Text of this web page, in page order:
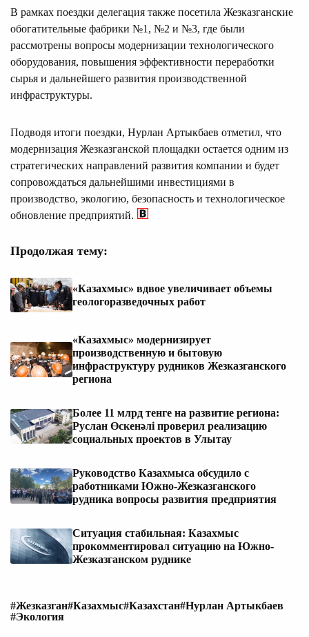
В рамках поездки делегация также посетила Жезказганские
обогатительные фабрики №1, №2 и №3, где были
рассмотрены вопросы модернизации технологического
оборудования, повышения эффективности переработки
сырья и дальнейшего развития производственной
инфраструктуры.
Подводя итоги поездки, Нурлан Артыкбаев отметил, что
модернизация Жезказганской площадки остается одним из
стратегических направлений развития компании и будет
сопровождаться дальнейшими инвестициями в
производство, экологию, безопасность и технологическое
обновление предприятий.
Продолжая тему:
«Казахмыс» вдвое увеличивает объемы
геологоразведочных работ
«Казахмыс» модернизирует
производственную и бытовую
инфраструктуру рудников Жезказганского
региона
Более 11 млрд тенге на развитие региона:
Руслан Өскенәлі проверил реализацию
социальных проектов в Улытау
Руководство Казахмыса обсудило с
работниками Южно-Жезказганского
рудника вопросы развития предприятия
Ситуация стабильная: Казахмыс
прокомментировал ситуацию на Южно-
Жезказганском руднике
#Жезказган#Казахмыс#Казахстан#Нурлан Артыкбаев
#Экология